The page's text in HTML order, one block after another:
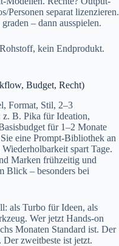
Personen separat lizenzieren.
– dann ausspielen.
kein Endprodukt.
Budget, Recht)
Format, Stil, 2–3
z. B. Pika für Ideation,
für 1–2 Monate
eine Prompt-Bibliothek an
spart Tage.
Marken frühzeitig und
Blick – besonders bei
als Turbo für Ideen, als
Wer jetzt Hands-on
Monaten Standard ist. Der
Der zweitbeste ist jetzt.